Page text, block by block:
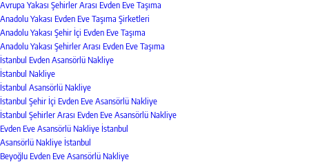
Avrupa Yakası Şehirler Arası Evden Eve Taşıma
Anadolu Yakası Evden Eve Taşıma Şirketleri
Anadolu Yakası Şehir İçi Evden Eve Taşıma
Anadolu Yakası Şehirler Arası Evden Eve Taşıma
İstanbul Evden Asansörlü Nakliye
İstanbul Nakliye
İstanbul Asansörlü Nakliye
İstanbul Şehir İçi Evden Eve Asansörlü Nakliye
İstanbul Şehirler Arası Evden Eve Asansörlü Nakliye
Evden Eve Asansörlü Nakliye İstanbul
Asansörlü Nakliye İstanbul
Beyoğlu Evden Eve Asansörlü Nakliye